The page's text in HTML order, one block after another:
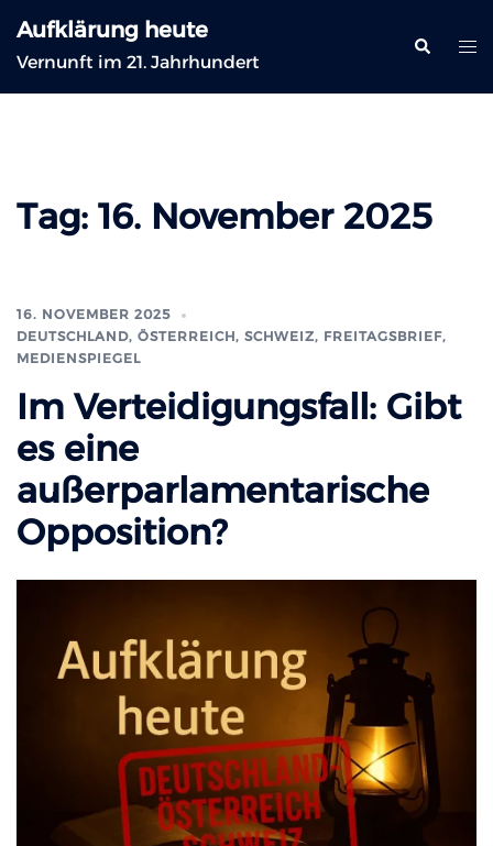
Inhalt
springen
Aufklärung heute
Vernunft im 21. Jahrhundert
Suche
Tag: 16. November 2025
16. NOVEMBER 2025
DEUTSCHLAND, ÖSTERREICH, SCHWEIZ, FREITAGSBRIEF,
MEDIENSPIEGEL
Im Verteidigungsfall: Gibt
es eine
außerparlamentarische
Opposition?